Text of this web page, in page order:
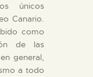
únicos
Canario.
como
de las
general,
a todo